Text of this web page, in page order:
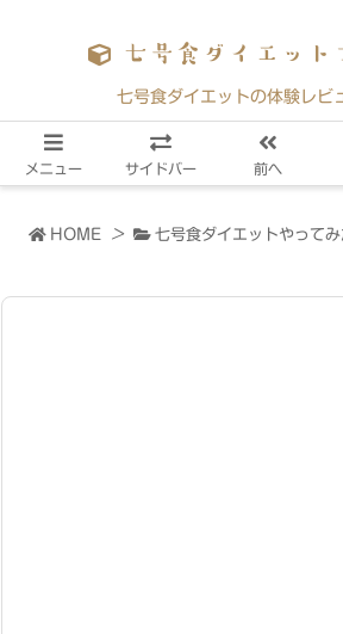
七号食ダイエット
七号食ダイエットの体験レビ
メニュー サイドバー 前へ
HOME > 七号食ダイエットやってみ